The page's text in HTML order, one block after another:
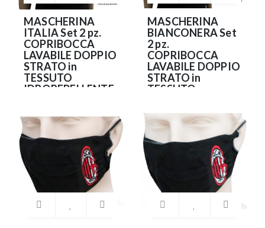
MASCHERINA
ITALIA Set 2 pz.
COPRIBOCCA
LAVABILE DOPPIO
STRATO in
TESSUTO
IDROREPELLENTE
(NO DPI)
9.90€
MASCHERINA
BIANCONERA Set
2 pz.
COPRIBOCCA
LAVABILE DOPPIO
STRATO in
TESSUTO
ANTIBATTERICO
(NO DPI)